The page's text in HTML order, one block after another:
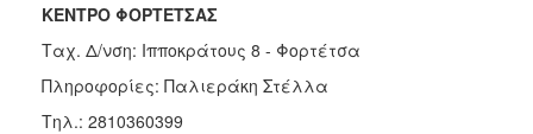
Κέντρα
Δημιουργικής
Απασχόλησης
Παιδιών
(Κ.Δ.Α.Π.)
ΚΕΝΤΡΟ ΦΟΡΤΕΤΣΑΣ
Ταχ. Δ/νση: Ιπποκράτους 8 - Φορτέτσα
Πληροφορίες: Παλιεράκη Στέλλα
Τηλ.: 2810360399